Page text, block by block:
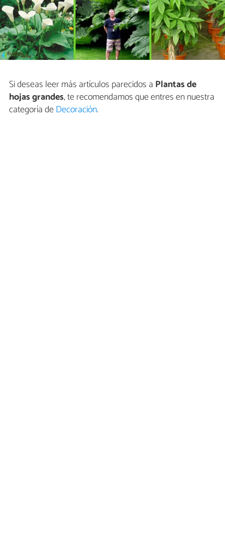
Si deseas leer más artículos parecidos a Plantas de
hojas grandes, te recomendamos que entres en nuestra
categoría deDecoración.